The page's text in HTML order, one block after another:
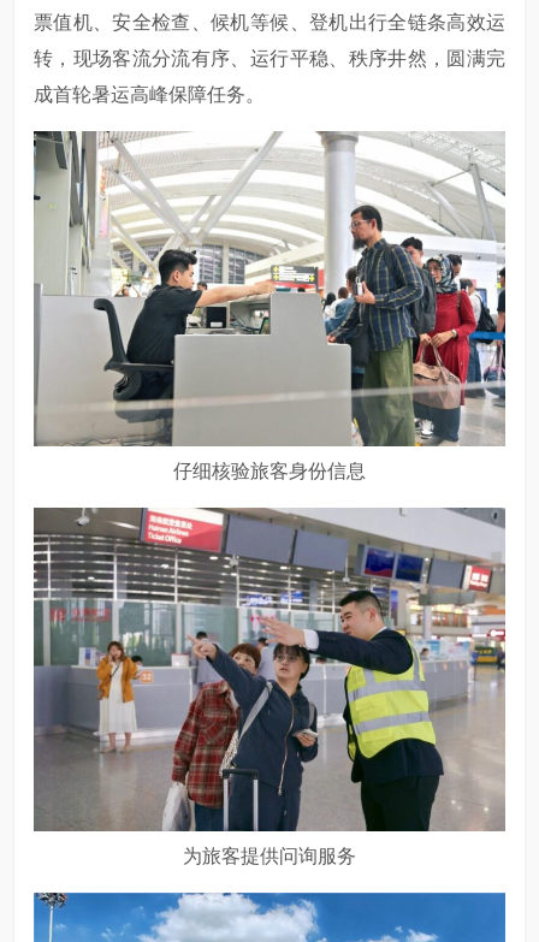
票值机、安全检查、候机等候、登机出行全链条高效运
转，现场客流分流有序、运行平稳、秩序井然，圆满完
成首轮暑运高峰保障任务。
仔细核验旅客身份信息
为旅客提供问询服务